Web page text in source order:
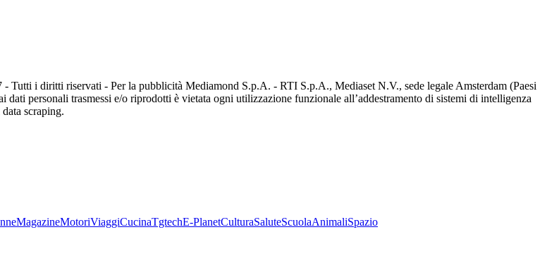
Tutti i diritti riservati - Per la pubblicità Mediamond S.p.A. - RTI S.p.A., Mediaset N.V., sede legale Amsterdam (Paesi
dati personali trasmessi e/o riprodotti è vietata ogni utilizzazione funzionale all’addestramento di sistemi di intelligenza
scraping.
MagazineMotoriViaggiCucinaTgtechE-PlanetCulturaSaluteScuolaAnimaliSpazio